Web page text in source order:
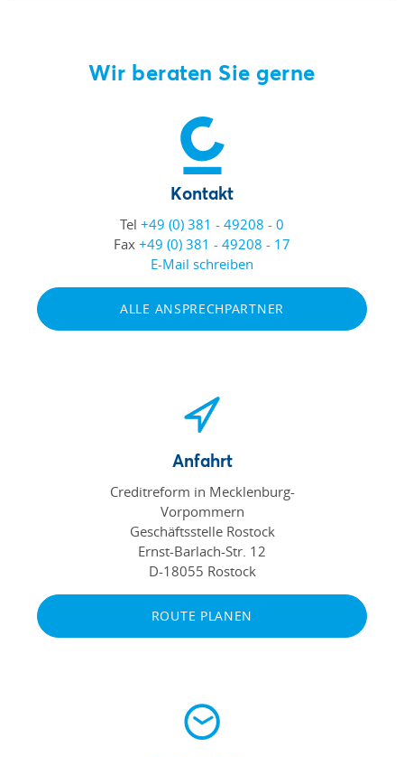
Wir beraten Sie gerne
Kontakt
Tel +49 (0) 381 - 49208 - 0
Fax +49 (0) 381 - 49208 - 17
E-Mail schreiben
ALLE ANSPRECHPARTNER
Anfahrt
Creditreform in Mecklenburg-
Vorpommern
Geschäftsstelle Rostock
Ernst-Barlach-Str. 12
D-18055 Rostock
ROUTE PLANEN